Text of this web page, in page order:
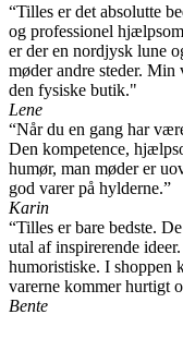
“Tilles er det absolutte
og professionel
er der en nordjysk lune
møder andre steder. Min
den fysiske butik."
Lene
“Når du en gang har
Den kompetence,
humør, man møder er
god varer på hylderne.”
Karin
“Tilles er bare bedste.
utal af inspirerende
humoristiske. I shoppen
varerne kommer hurtigt
Bente